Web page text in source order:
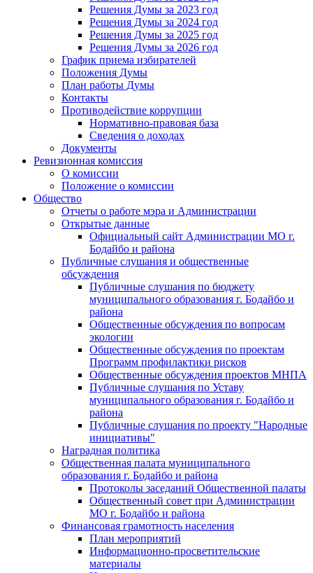
Решения Думы за 2023 год
Решения Думы за 2024 год
Решения Думы за 2025 год
Решения Думы за 2026 год
График приема избирателей
Положения Думы
План работы Думы
Контакты
Противодействие коррупции
Нормативно-правовая база
Сведения о доходах
Документы
Ревизионная комиссия
О комиссии
Положение о комиссии
Общество
Отчеты о работе мэра и Администрации
Открытые данные
Официальный сайт Администрации МО г.
Бодайбо и района
Публичные слушания и общественные
обсуждения
Публичные слушания по бюджету
муниципального образования г. Бодайбо и
района
Общественные обсуждения по вопросам
экологии
Общественные обсуждения по проектам
Программ профилактики рисков
Общественные обсуждения проектов МНПА
Публичные слушания по Уставу
муниципального образования г. Бодайбо и
района
Публичные слушания по проекту "Народные
инициативы"
Наградная политика
Общественная палата муниципального
образования г. Бодайбо и района
Протоколы заседаний Общественной палаты
Общественный совет при Администрации
МО г. Бодайбо и района
Финансовая грамотность населения
План мероприятий
Информационно-просветительские
материалы